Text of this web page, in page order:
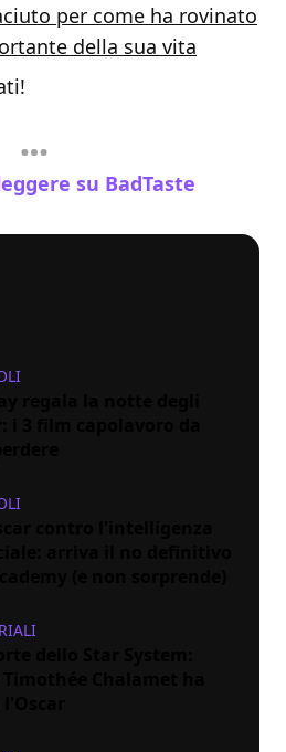
per come ha rovinato
della sua vita
su BadTaste
regala la notte degli
i 3 film capolavoro da
contro l'intelligenza
arriva il no definitivo
dello Star System:
Chalamet ha